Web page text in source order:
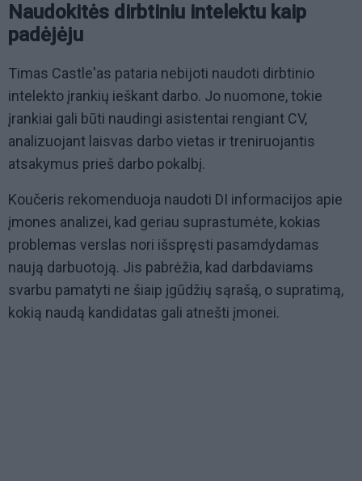
Naudokitės dirbtiniu intelektu kaip
padėjėju
Timas Castle'as pataria nebijoti naudoti dirbtinio
intelekto įrankių ieškant darbo. Jo nuomone, tokie
įrankiai gali būti naudingi asistentai rengiant CV,
analizuojant laisvas darbo vietas ir treniruojantis
atsakymus prieš darbo pokalbį.
Koučeris rekomenduoja naudoti DI informacijos apie
įmones analizei, kad geriau suprastumėte, kokias
problemas verslas nori išspręsti pasamdydamas
naują darbuotoją. Jis pabrėžia, kad darbdaviams
svarbu pamatyti ne šiaip įgūdžių sąrašą, o supratimą,
kokią naudą kandidatas gali atnešti įmonei.